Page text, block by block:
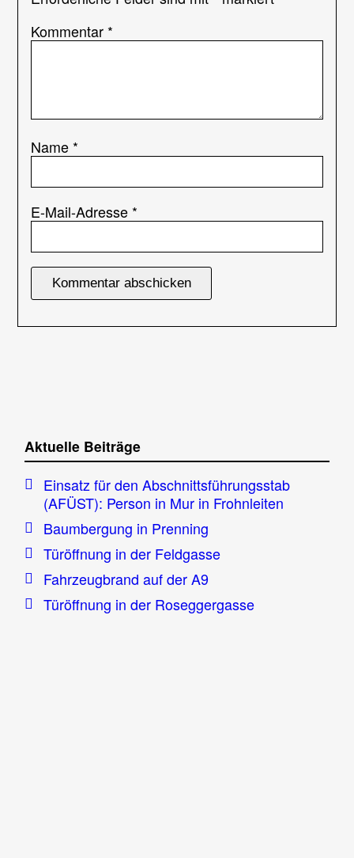
Kommentar *
Name *
E-Mail-Adresse *
Aktuelle Beiträge
Einsatz für den Abschnittsführungsstab
(AFÜST): Person in Mur in Frohnleiten
Baumbergung in Prenning
Türöffnung in der Feldgasse
Fahrzeugbrand auf der A9
Türöffnung in der Roseggergasse